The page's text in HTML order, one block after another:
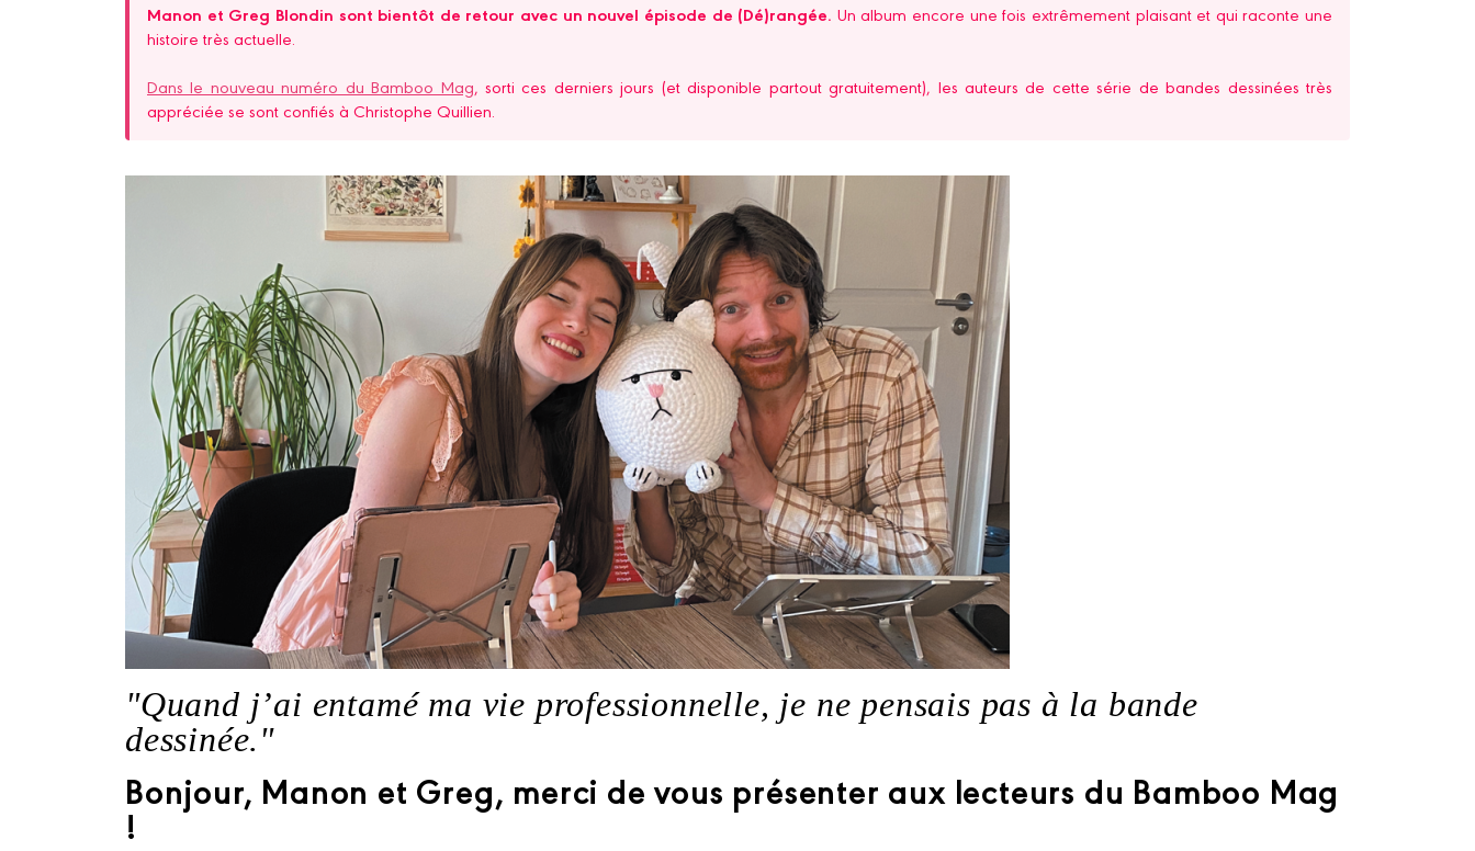
Manon et Greg Blondin sont bientôt de retour avec un nouvel épisode de (Dé)rangée. Un album encore une fois extrêmement plaisant et qui raconte une
histoire très actuelle.
Dans le nouveau numéro du Bamboo Mag, sorti ces derniers jours (et disponible partout gratuitement), les auteurs de cette série de bandes dessinées très
appréciée se sont confiés à Christophe Quillien.
"Quand j’ai entamé ma vie professionnelle, je ne pensais pas à la bande
dessinée."
Bonjour, Manon et Greg, merci de vous présenter aux lecteurs du Bamboo Mag
!